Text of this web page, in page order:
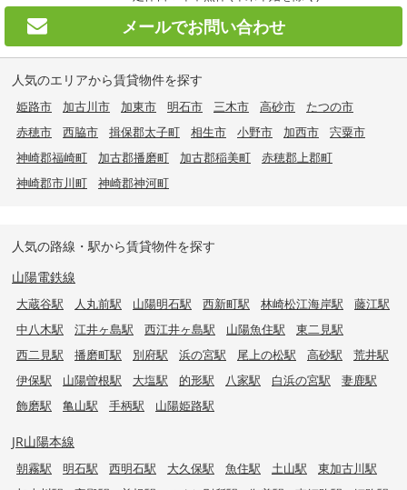
メールでお問い合わせ
人気のエリアから賃貸物件を探す
姫路市 加古川市 加東市 明石市 三木市 高砂市
たつの市
赤穂市
西脇市 揖保郡太子町 相生市 小野市 加西市
宍粟市
神崎郡福崎町
加古郡播磨町 加古郡稲美町
赤穂郡上郡町
神崎郡市川町
神崎郡神河町
人気の路線・駅から賃貸物件を探す
山陽電鉄線
大蔵谷駅 人丸前駅 山陽明石駅 西新町駅 林崎松江海岸駅
藤江駅
中八木駅
江井ヶ島駅 西江井ヶ島駅 山陽魚住駅
東二見駅
西二見駅
播磨町駅 別府駅 浜の宮駅 尾上の松駅 高砂駅
荒井駅
伊保駅
山陽曽根駅 大塩駅 的形駅 八家駅 白浜の宮駅
妻鹿駅
飾磨駅
亀山駅 手柄駅 山陽姫路駅
JR山陽本線
朝霧駅 明石駅 西明石駅 大久保駅 魚住駅 土山駅
東加古川駅